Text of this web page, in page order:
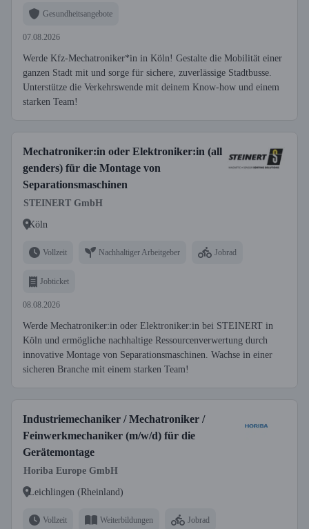
Gesundheitsangebote
07.08.2026
Werde Kfz-Mechatroniker*in in Köln! Gestalte die Mobilität einer
ganzen Stadt mit und sorge für sichere, zuverlässige Stadtbusse.
Unterstütze die Verkehrswende mit deinem Know-how und einem
starken Team!
Mechatroniker:in oder Elektroniker:in (all
genders) für die Montage von
Separationsmaschinen
STEINERT GmbH
Köln
Vollzeit Nachhaltiger Arbeitgeber Jobrad
Jobticket
08.08.2026
Werde Mechatroniker:in oder Elektroniker:in bei STEINERT in
Köln und ermögliche nachhaltige Ressourcenverwertung durch
innovative Montage von Separationsmaschinen. Wachse in einer
sicheren Branche mit einem starken Team!
Industriemechaniker / Mechatroniker /
Feinwerkmechaniker (m/w/d) für die
Gerätemontage
Horiba Europe GmbH
Leichlingen (Rheinland)
Vollzeit Weiterbildungen Jobrad